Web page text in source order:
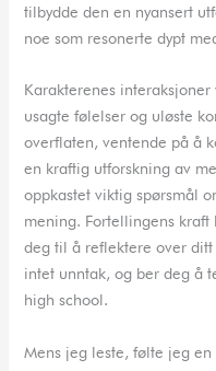
tilbydde den en nyansert
noe som resonerte dypt
Karakterenes
usagte følelser og uløste
overflaten, ventende på å
en kraftig utforskning av
oppkastet viktig spørsmål
mening. Fortellingens
deg til å reflektere over
intet unntak, og ber deg å
high school.
Mens jeg leste, følte jeg